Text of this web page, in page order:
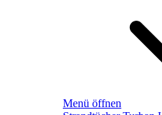
Menü öffnen